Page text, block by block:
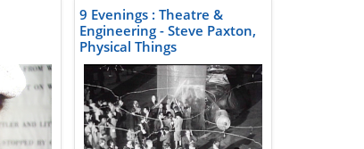
9 Evenings : Theatre &
Engineering - Steve Paxton,
Physical Things